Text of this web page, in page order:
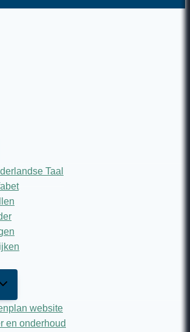
Taal
child
website
en onderhoud